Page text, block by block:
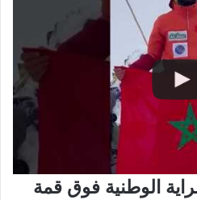
الوطنية فوق قمة